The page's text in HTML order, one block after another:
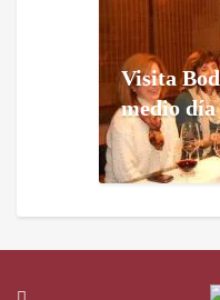
Visita
medio día